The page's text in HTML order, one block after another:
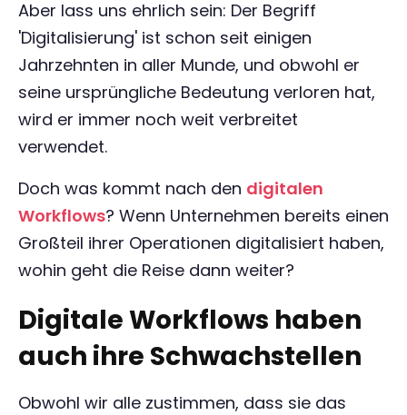
Aber lass uns ehrlich sein: Der Begriff
'Digitalisierung' ist schon seit einigen
Jahrzehnten in aller Munde, und obwohl er
seine ursprüngliche Bedeutung verloren hat,
wird er immer noch weit verbreitet
verwendet.
Doch was kommt nach den digitalen
Workflows? Wenn Unternehmen bereits einen
Großteil ihrer Operationen digitalisiert haben,
wohin geht die Reise dann weiter?
Digitale Workflows haben
auch ihre Schwachstellen
Obwohl wir alle zustimmen, dass sie das